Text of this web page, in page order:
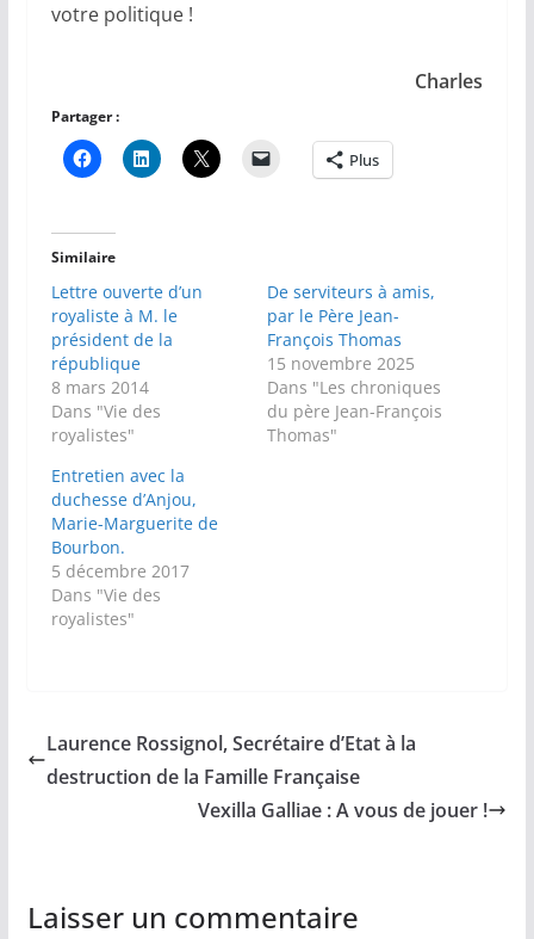
votre politique !
Charles
Partager :
Plus
Similaire
Lettre ouverte d’un
royaliste à M. le
président de la
république
8 mars 2014
Dans "Vie des
royalistes"
De serviteurs à amis,
par le Père Jean-
François Thomas
15 novembre 2025
Dans "Les chroniques
du père Jean-François
Thomas"
Entretien avec la
duchesse d’Anjou,
Marie-Marguerite de
Bourbon.
5 décembre 2017
Dans "Vie des
royalistes"
Laurence Rossignol, Secrétaire d’Etat à la
destruction de la Famille Française
Vexilla Galliae : A vous de jouer !
Laisser un commentaire